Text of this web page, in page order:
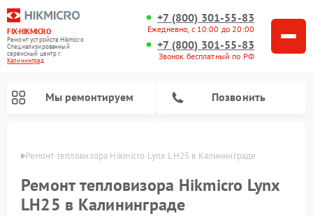
FIX-HIKMICRO
Ремонт устройств Hikmicro
Специализированный
cервисный центр г.
Калининград
+7 (800) 301-55-83
Ежедневно, с 10:00 до 20:00
+7 (800) 301-55-83
Звонок бесплатный по РФ
Мы ремонтируем Позвонить
Ремонт тепловизора Hikmicro Lynx LH25 в Калининграде
Ремонт тепловизора Hikmicro Lynx
LH25 в Калининграде